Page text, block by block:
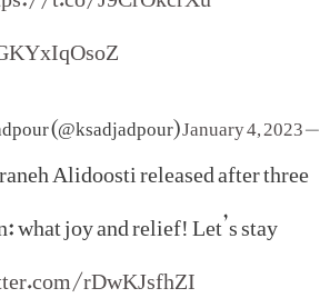
— Karim Sadjadpour (@ksadjadpour)
January 4, 2023
Alidoosti released after three
what joy and relief! Let’s stay
rDwKJsfhZI